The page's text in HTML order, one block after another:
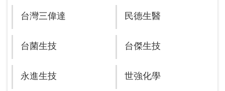
台灣三偉達 民德生醫
台菌生技 台傑生技
永進生技 世強化學